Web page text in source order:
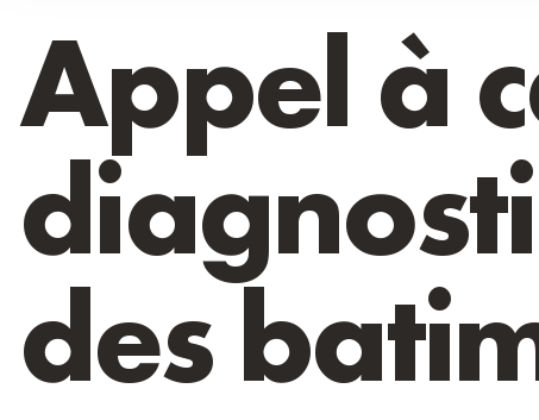
Appel à
des